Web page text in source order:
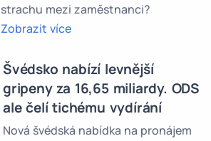
strachu mezi zaměstnanci?
Zobrazit více
Švédsko nabízí levnější
gripeny za 16,65 miliardy. ODS
ale čelí tichému vydírání
Nová švédská nabídka na pronájem